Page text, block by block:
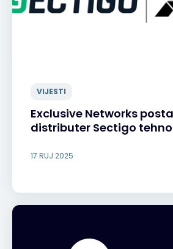
VIJESTI
Exclusive Networks
distributer Sectigo
17 RUJ 2025